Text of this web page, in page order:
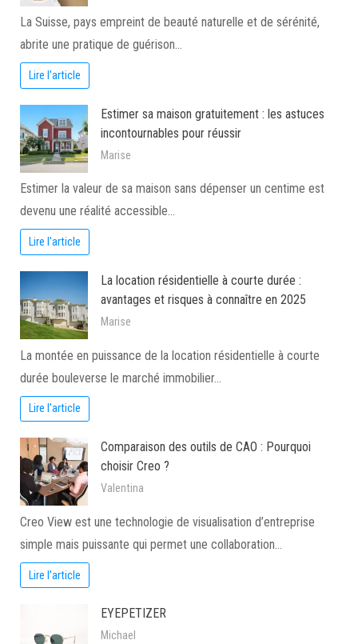
La Suisse, pays empreint de beauté naturelle et de sérénité,
abrite une pratique de guérison…
Lire l'article
Estimer sa maison gratuitement : les astuces
incontournables pour réussir
Marise
Estimer la valeur de sa maison sans dépenser un centime est
devenu une réalité accessible…
Lire l'article
La location résidentielle à courte durée :
avantages et risques à connaître en 2025
Marise
La montée en puissance de la location résidentielle à courte
durée bouleverse le marché immobilier…
Lire l'article
Comparaison des outils de CAO : Pourquoi
choisir Creo ?
Valentina
Creo View est une technologie de visualisation d’entreprise
simple mais puissante qui permet une collaboration…
Lire l'article
EYEPETIZER
Michael